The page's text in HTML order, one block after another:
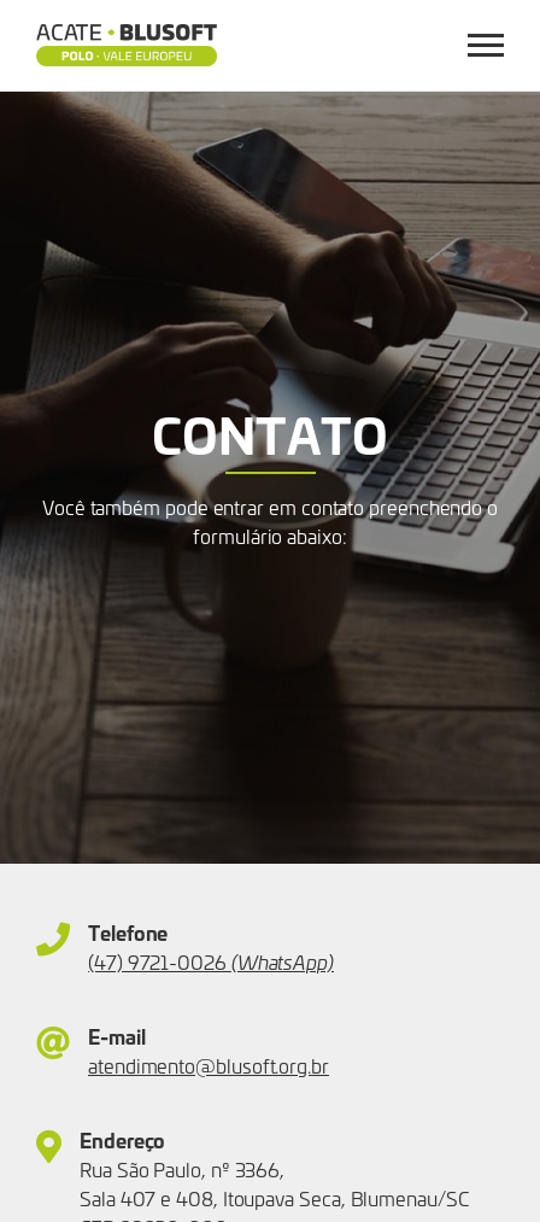
Menu
CONTATO
CONTATO
Você também pode entrar em contato preenchendo o
formulário abaixo:
Telefone
(47) 9721-0026 (WhatsApp)
E-mail
atendimento@blusoft.org.br
Endereço
Rua São Paulo, nº 3366,
Sala 407 e 408, Itoupava Seca, Blumenau/SC